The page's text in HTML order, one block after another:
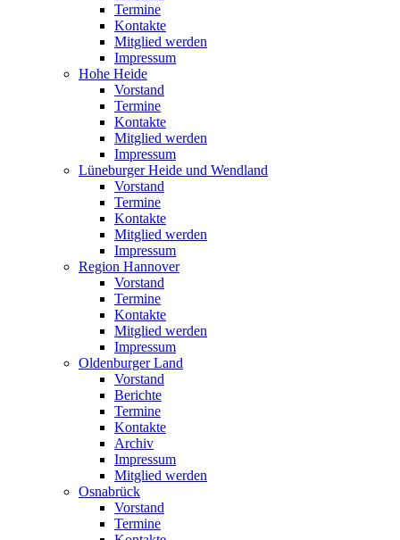
Termine
Kontakte
Mitglied werden
Impressum
Hohe Heide
Vorstand
Termine
Kontakte
Mitglied werden
Impressum
Lüneburger Heide und Wendland
Vorstand
Termine
Kontakte
Mitglied werden
Impressum
Region Hannover
Vorstand
Termine
Kontakte
Mitglied werden
Impressum
Oldenburger Land
Vorstand
Berichte
Termine
Kontakte
Archiv
Impressum
Mitglied werden
Osnabrück
Vorstand
Termine